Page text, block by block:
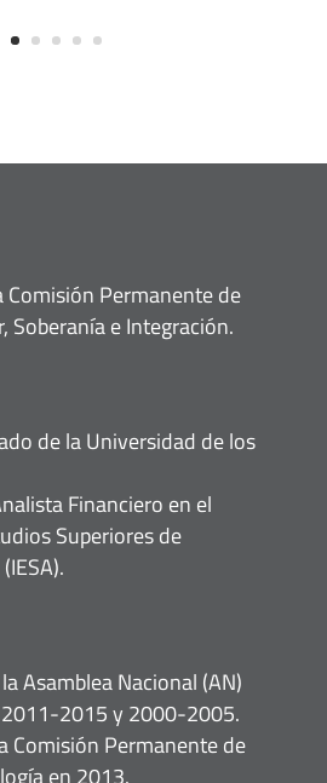
Comisión Permanente de
Soberanía e Integración.
de la Universidad de los
Financiero en el
Superiores de
Asamblea Nacional (AN)
2015 y 2000-2005.
Comisión Permanente de